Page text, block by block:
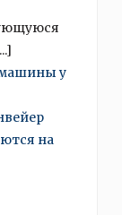
машины у
на